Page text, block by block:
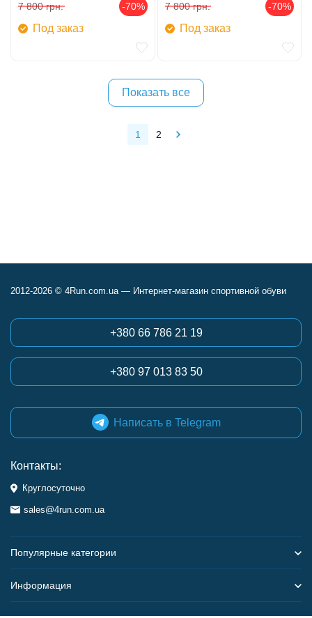
7 800 грн. -70%
Под заказ
7 800 грн. -70%
Под заказ
Показать все
1 2
2012-2026 © 4Run.com.ua — Интернет-магазин спортивной обуви
+380 66 786 21 19
+380 97 013 83 50
Написать в Telegram
Контакты:
Круглосуточно
sales@4run.com.ua
Популярные категории
Информация